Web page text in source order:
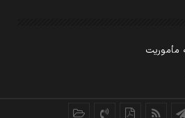
مأموریت